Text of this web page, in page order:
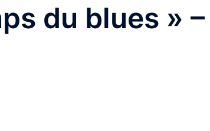
du blues » –